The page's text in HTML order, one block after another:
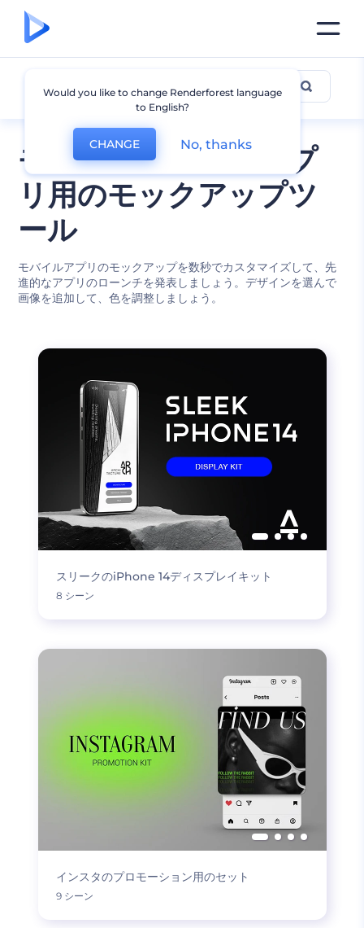
モバイル・ウェブアプ
リ用のモックアップツ
ール
モバイルアプリのモックアップを数秒でカスタマイズして、先
進的なアプリのローンチを発表しましょう。デザインを選んで
画像を追加して、色を調整しましょう。
アプリ用のモックアップ
スリークのiPhone 14ディスプレイキット
8 シーン
インスタのプロモーション用のセット
9 シーン
Would you like to change Renderforest language
to English?
CHANGE No, thanks